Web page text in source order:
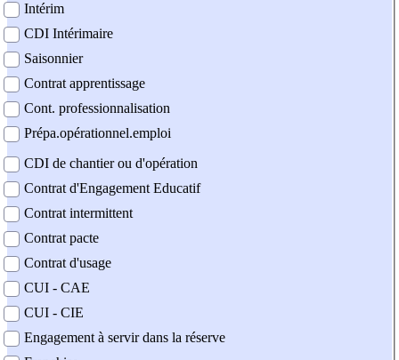
Intérim
CDI Intérimaire
Saisonnier
Contrat apprentissage
Cont. professionnalisation
Prépa.opérationnel.emploi
CDI de chantier ou d'opération
Contrat d'Engagement Educatif
Contrat intermittent
Contrat pacte
Contrat d'usage
CUI - CAE
CUI - CIE
Engagement à servir dans la réserve